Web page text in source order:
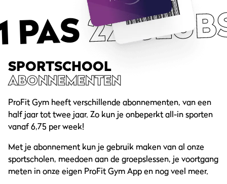
PAS22
SPORTSCHOOL
ABONNEMENTEN
ProFit Gym heeft verschillende abonnementen, van een
half jaar tot twee jaar. Zo kun je onbeperkt all-in sporten
vanaf 6,75 per week!
Met je abonnement kun je gebruik maken van al onze
sportscholen, meedoen aan de groepslessen, je voortgang
meten in onze eigen ProFit Gym App en nog veel meer.